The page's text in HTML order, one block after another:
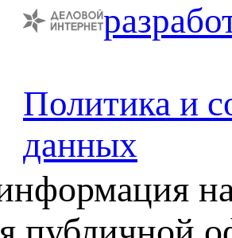
Политика и
данных
на